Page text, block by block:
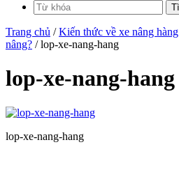
Trang chủ /Kiến thức về xe nâng hàng
nâng? / lop-xe-nang-hang
lop-xe-nang-hang
lop-xe-nang-hang